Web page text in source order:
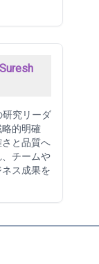
究リーダ
的明確
と品質へ
チームや
ス成果を